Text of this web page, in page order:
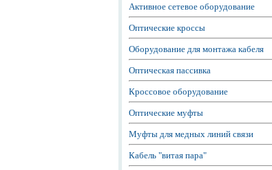
Активное сетевое оборудование
Оптические кроссы
Оборудование для монтажа кабеля
Оптическая пассивка
Кроссовое оборудование
Оптические муфты
Муфты для медных линий связи
Кабель "витая пара"